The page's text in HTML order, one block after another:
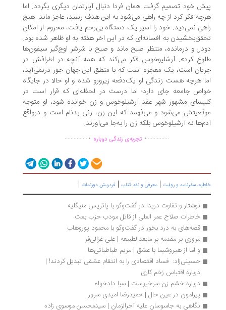
خود تصمیم گرفت همان فردا دنبال آپارتمان دیگری بگردد. اما
فکر کرد از چه راهی می‌شود به این هدف رسید، عاجز ماند. هیچ
نمی‌دید. خود را اسیر یک دستگاه بی‌رحم یافت، محروم از امکان
به افسانه‌ای که در این آخر هفته به او ظاهر شده بود.
و درمانده، منتظر صبح ماند و صبح با شرشر اوج‌گیر سیفون‌ها
کرد». آرشلیوخوس فکر می‌کند که همه آنچه در اطرافش در
است، یک معجزه است که با منطق این جهان جور درنمی‌‌آید،
هرچه هست زندگی او یک‌دفعه زیرورو شده و او حالا در جایگاه
جامعه جای دارد؛ اما درست در لحظه‌ای که قرار است در
مشهور شهر عقد آرشیلوخوس و زن خوانده شود، او متوجه
می‌شود و می‌فهمد که این زن، زنی بدنام است و درواقع
نه آرشیلوخوس بلکه زن را به‌جا می‌آورند.
................تجربه‌ی زندگی دوباره ...............
سفرنامه‌ و روایت|معرفی و نقد کتاب|فردریش دورنمات|
نوشتار و تفاوت دریدا در گفت‌وگو با پاتریس منیگلیه
خاطرات صلاح عمر العلی از قاتل مودب حزب بعث
قصه‌های به‌ درد بخور در گفت‌وگو با محمود پوروهاب
مروری بر مقدمه بر مابعدالطبیعه | علی غزالی‌فر
و اما از هیروشیما با عشق | مریم طباطبائی‌ها
حسینی‌زاد:  فساد اقتصادی را به انتقام عشقی تبدیل کردند! |
درباره اقتباس زخم کاری
درباره خشم زن سرخپوست | سبا دادخواه
پیرامون در عین حال | حمیدرضا امیدی سرور
نگاهی به جاسوسان علیه آخرالزمان | سیدمحسن موسوی زاده